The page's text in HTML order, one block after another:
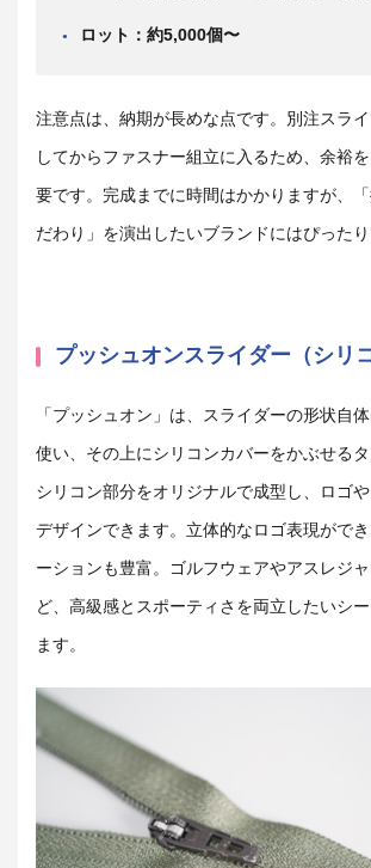
ロット：約5,000個〜
注意点は、納期が長めな点です。別注スラ
してからファスナー組立に入るため、余裕
要です。完成までに時間はかかりますが、
だわり」を演出したいブランドにはぴったり
プッシュオンスライダー（シリ
「プッシュオン」は、スライダーの形状自
使い、その上にシリコンカバーをかぶせる
シリコン部分をオリジナルで成型し、ロゴ
デザインできます。立体的なロゴ表現がで
ーションも豊富。ゴルフウェアやアスレジ
ど、高級感とスポーティさを両立したいシ
ます。